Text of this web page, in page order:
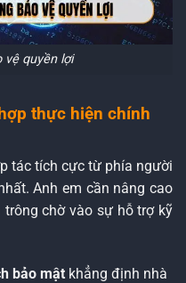
vệ quyền lợi
thực hiện chính
tác tích cực từ phía người
Anh em cần nâng cao
chờ vào sự hỗ trợ kỹ
bảo mậtkhẳng định nhà